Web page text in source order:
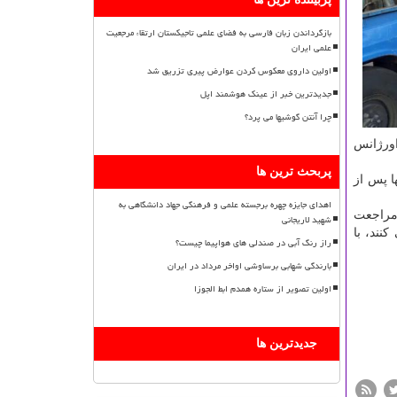
اورژانس
پس از
مراجعت
با
بازگرداندن زبان فارسی به فضای علمی تاجیکستان ارتقاء مرجعیت
علمی ایران
اولین داروی معکوس کردن عوارض پیری تزریق شد
جدیدترین خبر از عینک هوشمند اپل
چرا آنتن گوشیها می پرد؟
پربحث ترین ها
اهدای جایزه چهره برجسته علمی و فرهنگی جهاد دانشگاهی به
شهید لاریجانی
راز رنگ آبی در صندلی های هواپیما چیست؟
بارندگی شهابی برساوشی اواخر مرداد در ایران
اولین تصویر از ستاره همدم ابط الجوزا
جدیدترین ها